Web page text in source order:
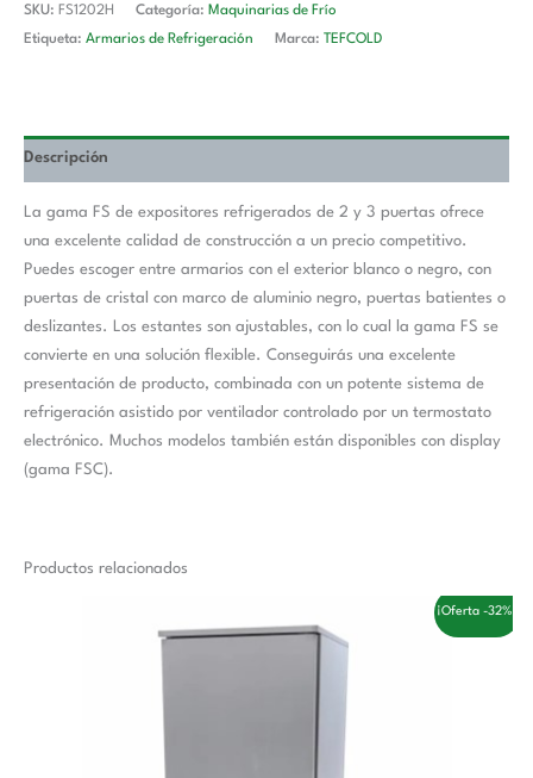
SKU: FS1202H Categoría: Maquinarias de Frío
Etiqueta: Armarios de Refrigeración Marca: TEFCOLD
Descripción
La gama FS de expositores refrigerados de 2 y 3 puertas ofrece
una excelente calidad de construcción a un precio competitivo.
Puedes escoger entre armarios con el exterior blanco o negro, con
puertas de cristal con marco de aluminio negro, puertas batientes o
deslizantes. Los estantes son ajustables, con lo cual la gama FS se
convierte en una solución flexible. Conseguirás una excelente
presentación de producto, combinada con un potente sistema de
refrigeración asistido por ventilador controlado por un termostato
electrónico. Muchos modelos también están disponibles con display
(gama FSC).
Productos relacionados
¡Oferta -32%!
original